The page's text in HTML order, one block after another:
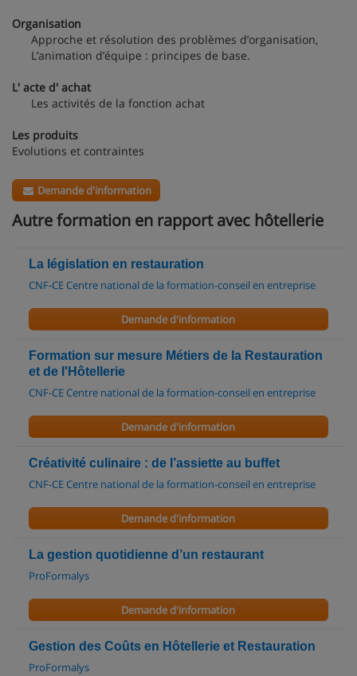
Organisation
Approche et résolution des problèmes d’organisation,
L’animation d’équipe : principes de base.
L' acte d' achat
Les activités de la fonction achat
Les produits
Evolutions et contraintes
Demande d'information
Autre formation en rapport avec hôtellerie
La législation en restauration
CNF-CE Centre national de la formation-conseil en entreprise
Demande d'information
Formation sur mesure Métiers de la Restauration
et de l'Hôtellerie
CNF-CE Centre national de la formation-conseil en entreprise
Demande d'information
Créativité culinaire : de l’assiette au buffet
CNF-CE Centre national de la formation-conseil en entreprise
Demande d'information
La gestion quotidienne d’un restaurant
ProFormalys
Demande d'information
Gestion des Coûts en Hôtellerie et Restauration
ProFormalys